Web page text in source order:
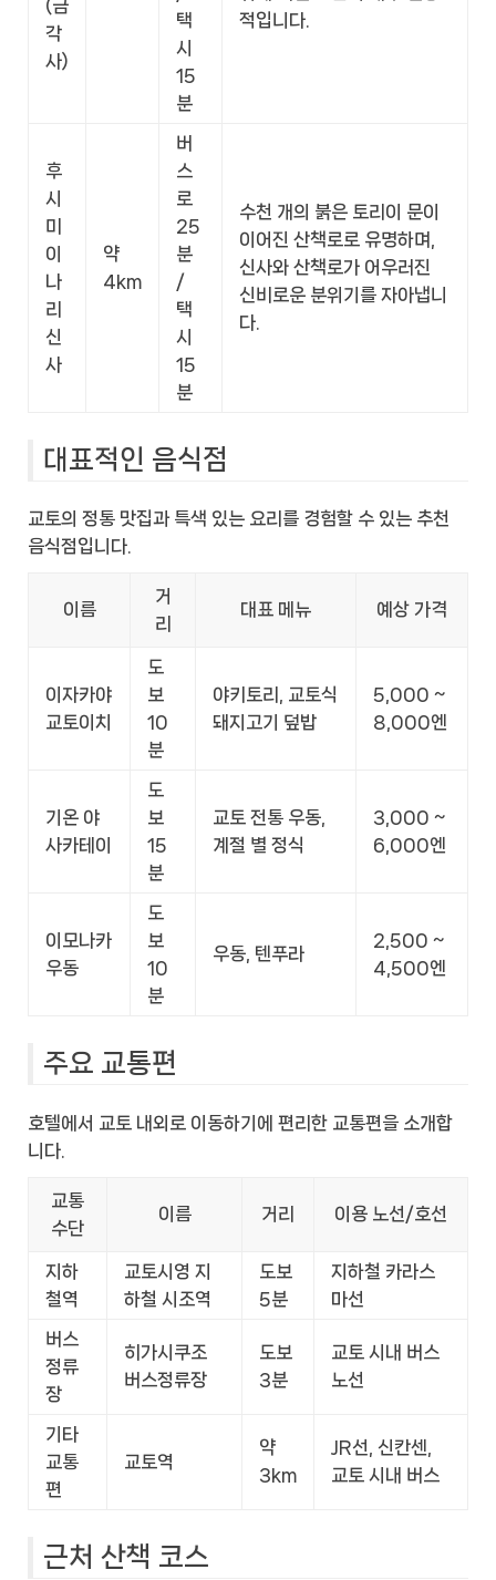
(금
각
사)
택
시
15
분
적입니다.
후
시
미
이
나
리
신
사
약
4km
버
스
로
25
분
/
택
시
15
분
수천 개의 붉은 토리이 문이
이어진 산책로로 유명하며,
신사와 산책로가 어우러진
신비로운 분위기를 자아냅니
다.
대표적인 음식점
교토의 정통 맛집과 특색 있는 요리를 경험할 수 있는 추천
음식점입니다.
이름
거
리
대표 메뉴 예상 가격
이자카야
교토이치
도
보
10
분
야키토리, 교토식
돼지고기 덮밥
5,000 ~
8,000엔
기온 야
사카테이
도
보
15
분
교토 전통 우동,
계절 별 정식
3,000 ~
6,000엔
이모나카
우동
도
보
10
분
우동, 텐푸라
2,500 ~
4,500엔
주요 교통편
호텔에서 교토 내외로 이동하기에 편리한 교통편을 소개합
니다.
교통
수단
이름 거리 이용 노선/호선
지하
철역
교토시영 지
하철 시조역
도보
5분
지하철 카라스
마선
버스
정류
장
히가시쿠조
버스정류장
도보
3분
교토 시내 버스
노선
기타
교통
편
교토역
약
3km
JR선, 신칸센,
교토 시내 버스
근처 산책 코스